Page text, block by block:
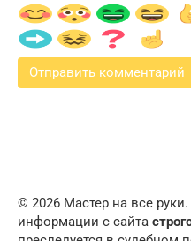
© 2026 Мастер на все
информации с сайта